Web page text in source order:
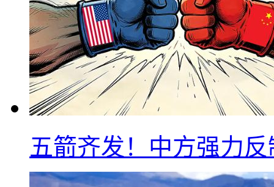
五箭齐发！中方强力